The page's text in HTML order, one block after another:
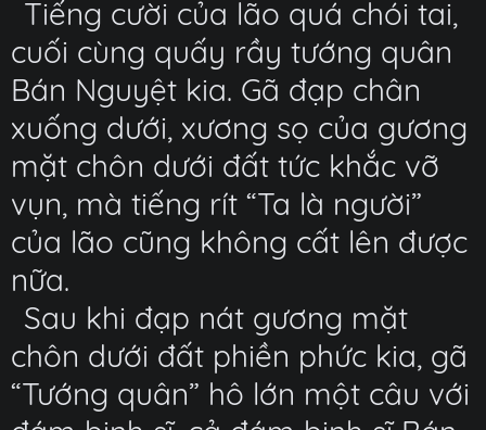
Tiếng cười của lão quá chói tai,
cuối cùng quấy rầy tướng quân
Bán Nguyệt kia. Gã đạp chân
xuống dưới, xương sọ của gương
mặt chôn dưới đất tức khắc vỡ
vụn, mà tiếng rít “Ta là người”
của lão cũng không cất lên được
nữa.
Sau khi đạp nát gương mặt
chôn dưới đất phiền phức kia, gã
“Tướng quân” hô lớn một câu với